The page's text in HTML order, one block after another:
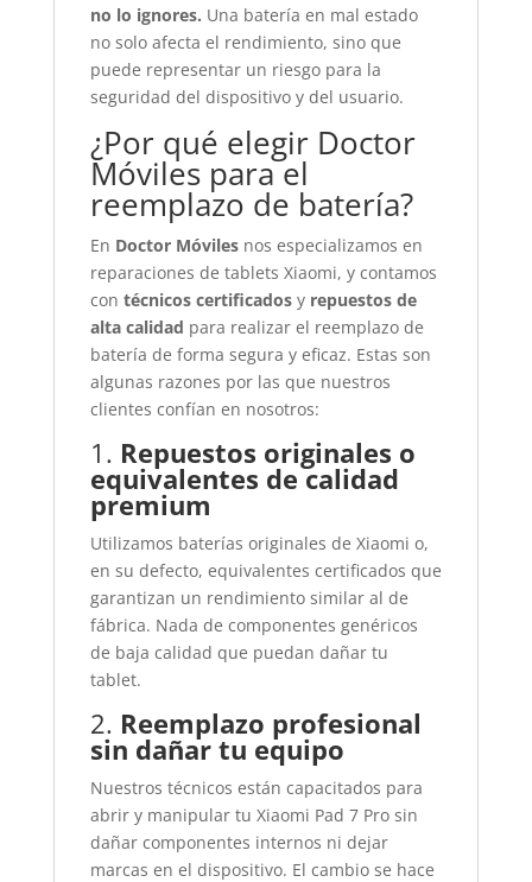
no lo ignores. Una batería en mal estado
no solo afecta el rendimiento, sino que
puede representar un riesgo para la
seguridad del dispositivo y del usuario.
¿Por qué elegir Doctor
Móviles para el
reemplazo de batería?
En Doctor Móvilesnos especializamos en
reparaciones de tablets Xiaomi, y contamos
con técnicos certificadosy repuestos de
alta calidad para realizar el reemplazo de
batería de forma segura y eficaz. Estas son
algunas razones por las que nuestros
clientes confían en nosotros:
1. Repuestos originales o
equivalentes de calidad
premium
Utilizamos baterías originales de Xiaomi o,
en su defecto, equivalentes certificados que
garantizan un rendimiento similar al de
fábrica. Nada de componentes genéricos
de baja calidad que puedan dañar tu
tablet.
2. Reemplazo profesional
sin dañar tu equipo
Nuestros técnicos están capacitados para
abrir y manipular tu Xiaomi Pad 7 Pro sin
dañar componentes internos ni dejar
marcas en el dispositivo. El cambio se hace